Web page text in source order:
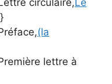
(la
lettre à